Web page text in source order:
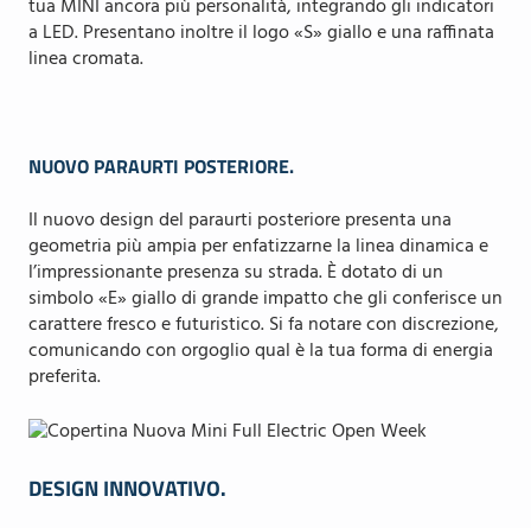
tua MINI ancora più personalità, integrando gli indicatori
a LED. Presentano inoltre il logo «S» giallo e una raffinata
linea cromata.
NUOVO PARAURTI POSTERIORE.
Il nuovo design del paraurti posteriore presenta una
geometria più ampia per enfatizzarne la linea dinamica e
l’impressionante presenza su strada. È dotato di un
simbolo «E» giallo di grande impatto che gli conferisce un
carattere fresco e futuristico. Si fa notare con discrezione,
comunicando con orgoglio qual è la tua forma di energia
preferita.
DESIGN INNOVATIVO.